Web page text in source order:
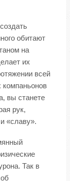
обитают
на
их
всей
вы станете
рук,
«славу».
Так в